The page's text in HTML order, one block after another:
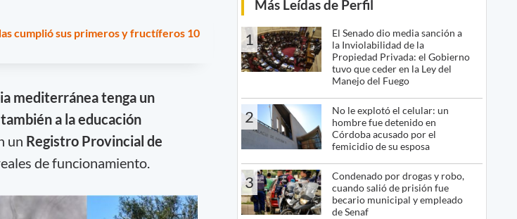
cumplió sus primeros y fructíferos 10
mediterránea tenga un
a la educación
un Registro Provincial de
de funcionamiento.
Más Leídas de Perfil
1
El Senado dio media sanción a
la Inviolabilidad de la
Propiedad Privada: el Gobierno
tuvo que ceder en la Ley del
Manejo del Fuego
2
No le explotó el celular: un
hombre fue detenido en
Córdoba acusado por el
femicidio de su esposa
3
Condenado por drogas y robo,
cuando salió de prisión fue
becario municipal y empleado
de Senaf